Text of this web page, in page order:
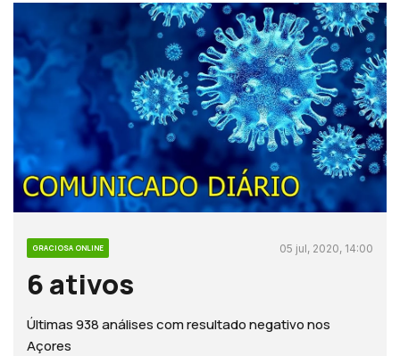
GRACIOSA ONLINE 05 jul, 2020, 14:00
6 ativos
Últimas 938 análises com resultado negativo nos
Açores